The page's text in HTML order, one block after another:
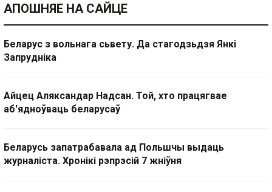
АПОШНЯЕ НА САЙЦЕ
Беларус з вольнага сьвету. Да стагодзьдзя Янкі
Запрудніка
Айцец Аляксандар Надсан. Той, хто працягвае
аб'ядноўваць беларусаў
Беларусь запатрабавала ад Польшчы выдаць
журналіста. Хронікі рэпрэсій 7 жніўня